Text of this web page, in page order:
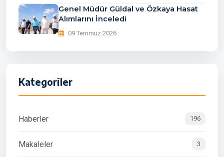
Genel Müdür Güldal ve Özkaya Hasat
Alımlarını İnceledi
09 Temmuz 2026
Kategoriler
Haberler 196
Makaleler 3